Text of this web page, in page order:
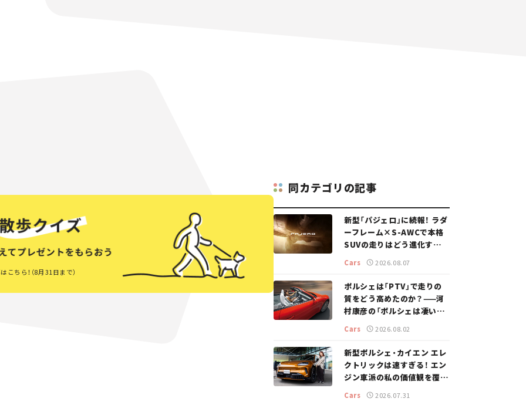
こちら！（8月31日まで）
同カテゴリの記事
新型「パジェロ」に続報！ ラダ
ーフレーム×S-AWCで本格
SUVの走りはどう進化する？
【新車ニュース】
Cars 2026.08.07
ポルシェは「PTV」で走りの
質をどう高めたのか？——河
村康彦の「ポルシェは凄い！」
Cars 2026.08.02
新型ポルシェ・カイエン エレ
クトリックは速すぎる！ エン
ジン車派の私の価値観を覆し
た、新しいポルシェの走り。
Cars 2026.07.31